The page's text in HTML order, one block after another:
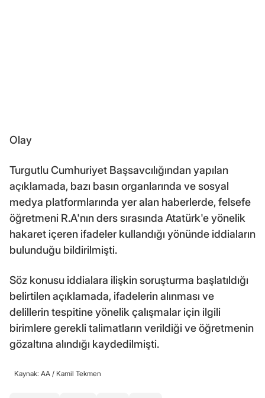
Olay
Turgutlu Cumhuriyet Başsavcılığından yapılan
açıklamada, bazı basın organlarında ve sosyal
medya platformlarında yer alan haberlerde, felsefe
öğretmeni R.A'nın ders sırasında Atatürk'e yönelik
hakaret içeren ifadeler kullandığı yönünde iddiaların
bulunduğu bildirilmişti.
Söz konusu iddialara ilişkin soruşturma başlatıldığı
belirtilen açıklamada, ifadelerin alınması ve
delillerin tespitine yönelik çalışmalar için ilgili
birimlere gerekli talimatların verildiği ve öğretmenin
gözaltına alındığı kaydedilmişti.
Kaynak: AA / Kamil Tekmen